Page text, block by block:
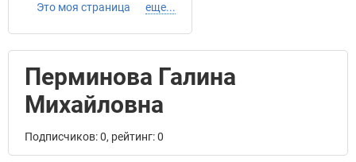
Это моя страница еще...
Перминова Галина
Михайловна
Подписчиков: 0, рейтинг: 0